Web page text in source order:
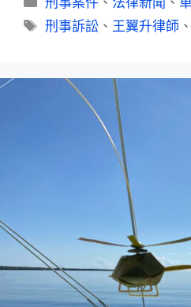
刑事訴訟 、 王翼升律師 、